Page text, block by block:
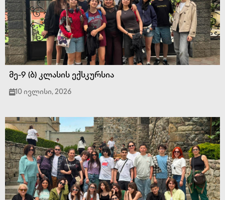
მე-9 (ბ) კლასის ექსკურსია
10 ივლისი, 2026